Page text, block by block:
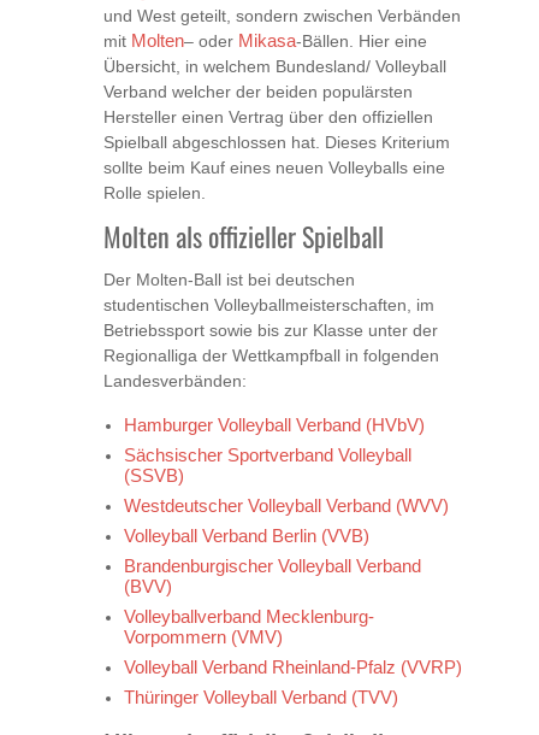
und West geteilt, sondern zwischen Verbänden
mit Molten– oder Mikasa-Bällen. Hier eine
Übersicht, in welchem Bundesland/ Volleyball
Verband welcher der beiden populärsten
Hersteller einen Vertrag über den offiziellen
Spielball abgeschlossen hat. Dieses Kriterium
sollte beim Kauf eines neuen Volleyballs eine
Rolle spielen.
Molten als offizieller Spielball
Der Molten-Ball ist bei deutschen
studentischen Volleyballmeisterschaften, im
Betriebssport sowie bis zur Klasse unter der
Regionalliga der Wettkampfball in folgenden
Landesverbänden:
Hamburger Volleyball Verband (HVbV)
Sächsischer Sportverband Volleyball
(SSVB)
Westdeutscher Volleyball Verband (WVV)
Volleyball Verband Berlin (VVB)
Brandenburgischer Volleyball Verband
(BVV)
Volleyballverband Mecklenburg-
Vorpommern (VMV)
Volleyball Verband Rheinland-Pfalz (VVRP)
Thüringer Volleyball Verband (TVV)